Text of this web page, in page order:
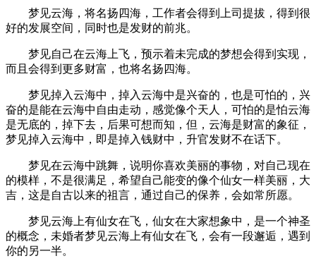
梦见云海，将名扬四海，工作者会得到上司提拔，得到很
好的发展空间，同时也是发财的前兆。
梦见自己在云海上飞，预示着未完成的梦想会得到实现，
而且会得到更多财富，也将名扬四海。
梦见掉入云海中，掉入云海中是兴奋的，也是可怕的，兴
奋的是能在云海中自由走动，感觉像个天人，可怕的是怕云海
是无底的，掉下去，后果可想而知，但，云海是财富的象征，
梦见掉入云海中，即是掉入钱财中，升官发财不在话下。
梦见在云海中跳舞，说明你喜欢美丽的事物，对自己现在
的模样，不是很满足，希望自己能变的像个仙女一样美丽，大
吉，这是自古以来的祖言，通过自己的保养，会如常所愿。
梦见云海上有仙女在飞，仙女在大家想象中，是一个神圣
的概念，未婚者梦见云海上有仙女在飞，会有一段邂逅，遇到
你的另一半。